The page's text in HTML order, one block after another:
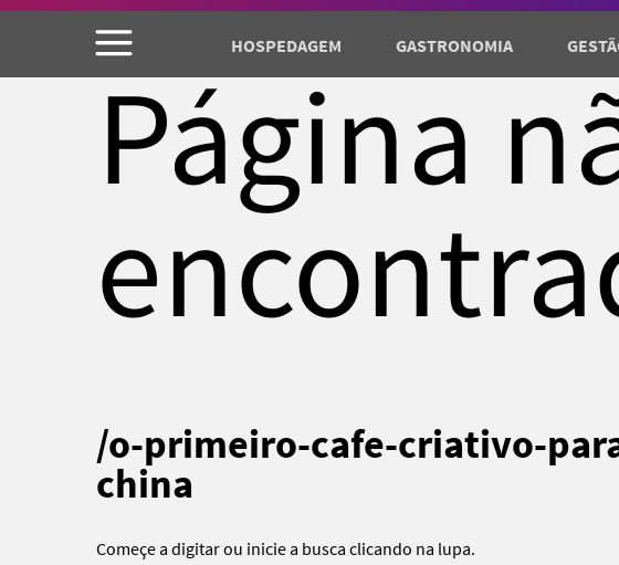
HOSPEDAGEM GASTRONOMIA
Página
/o-primeiro-cafe-criativo-
china
Começe a digitar ou inicie a busca clicando na lupa.